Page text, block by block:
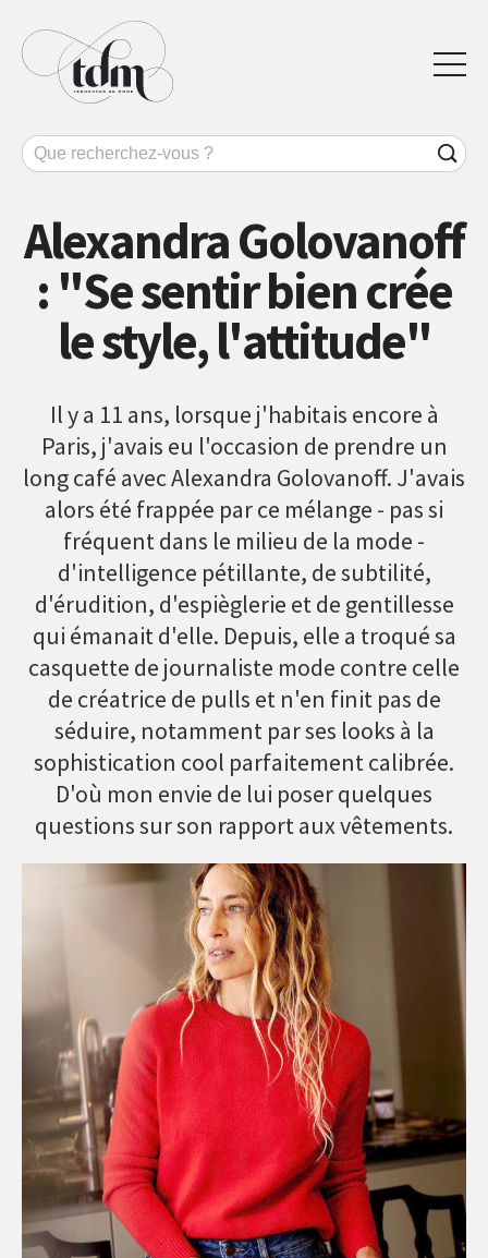
Alexandra Golovanoff
: "Se sentir bien crée
le style, l'attitude"
Il y a 11 ans, lorsque j'habitais encore à
Paris, j'avais eu l'occasion de prendre un
long café avec Alexandra Golovanoff. J'avais
alors été frappée par ce mélange - pas si
fréquent dans le milieu de la mode -
d'intelligence pétillante, de subtilité,
d'érudition, d'espièglerie et de gentillesse
qui émanait d'elle. Depuis, elle a troqué sa
casquette de journaliste mode contre celle
de créatrice de pulls et n'en finit pas de
séduire, notamment par ses looks à la
sophistication cool parfaitement calibrée.
D'où mon envie de lui poser quelques
questions sur son rapport aux vêtements.